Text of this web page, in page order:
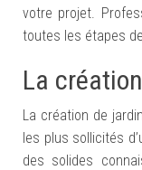
votre projet.
toutes les étapes
La
La création de
les plus sollicités
des solides